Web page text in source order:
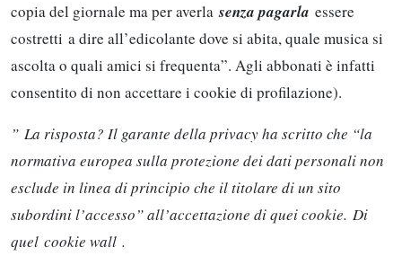
copia del giornale ma per averlasenza pagarla essere
costretti a dire all’edicolante dove si abita, quale musica si
ascolta o quali amici si frequenta”. Agli abbonati è infatti
consentito di non accettare i cookie di profilazione).
” La risposta? Il garante della privacy ha scritto che “la
normativa europea sulla protezione dei dati personali non
esclude in linea di principio che il titolare di un sito
subordini l’accesso” all’accettazione di quei cookie. Di
quel cookie wall .